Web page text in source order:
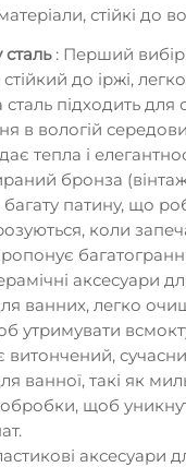
стійкі до
: Перший вибір
стійкий до іржі,
підходить для
в вологій
тепла і
бронза
патину, що
коли
аксесуари
ванних, легко
утримувати
витончений,
ванної, такі як
щоб
аксесуари